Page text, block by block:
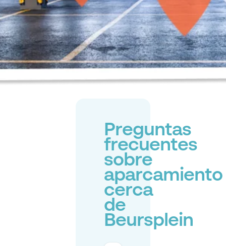
Preguntas
frecuentes
sobre
aparcamiento
cerca
de
Beursplein